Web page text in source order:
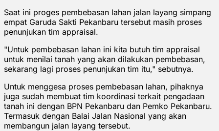
Saat ini proges pembebasan lahan jalan layang simpang
empat Garuda Sakti Pekanbaru tersebut masih proses
penunjukan tim appraisal.
"Untuk pembebasan lahan ini kita butuh tim appraisal
untuk menilai tanah yang akan dilakukan pembebasan,
sekarang lagi proses penunjukan tim itu," sebutnya.
Untuk menggesa proses pembebasan lahan, pihaknya
juga sudah membuat tim koordinasi terkait pengadaan
tanah ini dengan BPN Pekanbaru dan Pemko Pekanbaru.
Termasuk dengan Balai Jalan Nasional yang akan
membangun jalan layang tersebut.